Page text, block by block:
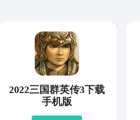
2022三国群英传3下载
手机版